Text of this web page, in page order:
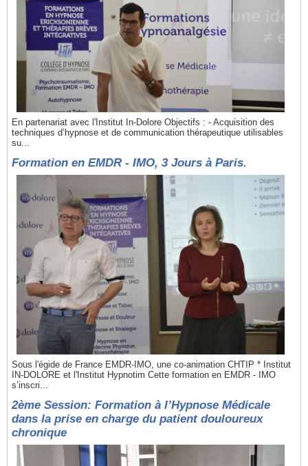
En partenariat avec l'Institut In-Dolore Objectifs : - Acquisition des
techniques d’hypnose et de communication thérapeutique utilisables
su...
Formation en EMDR - IMO, 3 Jours à Paris.
Sous l'égide de France EMDR-IMO, une co-animation CHTIP * Institut
IN-DOLORE et l'Institut Hypnotim Cette formation en EMDR - IMO
s’inscri...
2ème Session: Formation à l’Hypnose Médicale
dans la prise en charge du patient douloureux
chronique